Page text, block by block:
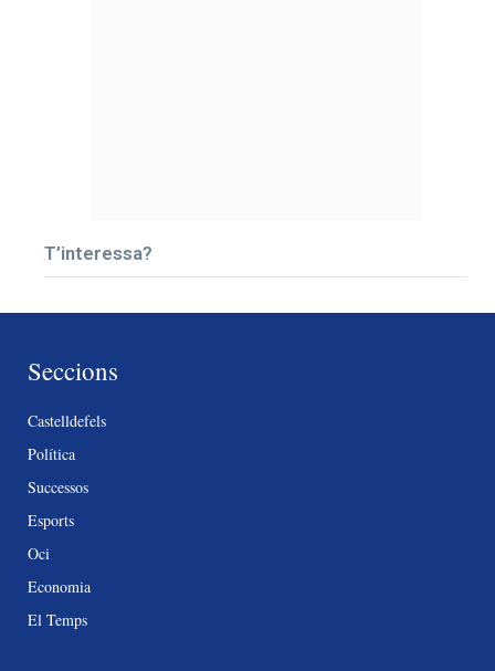
T’interessa?
Seccions
Castelldefels
Política
Successos
Esports
Oci
Economia
El Temps